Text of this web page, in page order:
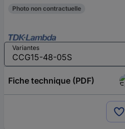
Photo non contractuelle
Variantes
Fiche technique (PDF)